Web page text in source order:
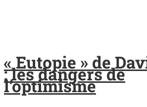
« Eutopie » de
: les dangers de
l’optimisme